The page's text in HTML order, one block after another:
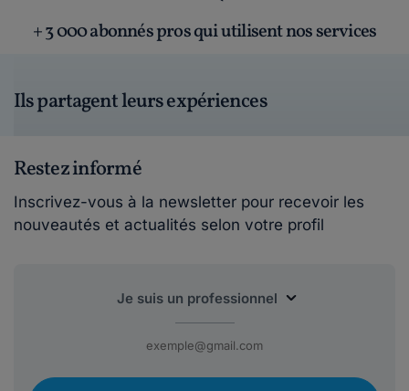
+ 3 000 abonnés pros qui utilisent nos services
Ils partagent leurs expériences
Restez informé
Inscrivez-vous à la newsletter pour recevoir les
nouveautés et actualités selon votre profil